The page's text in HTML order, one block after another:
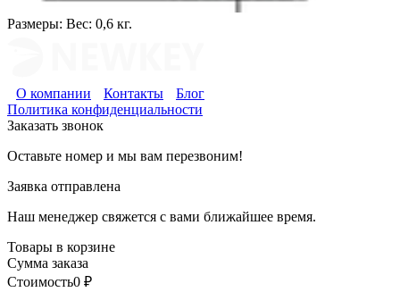
Размеры: Вес: 0,6 кг.
О компании Контакты
Блог
Политика конфиденциальности
Заказать звонок
Оставьте номер и мы вам перезвоним!
Заявка отправлена
Наш менеджер свяжется с вами ближайшее время.
Товары в корзине
Сумма заказа
Стоимость0 ₽